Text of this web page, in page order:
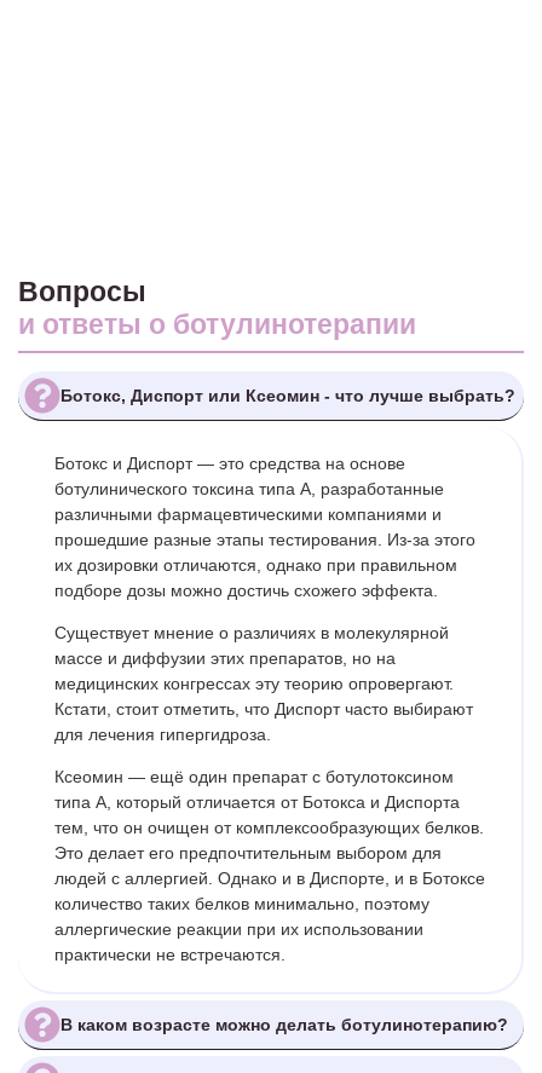
Вопросы
и ответы о ботулинотерапии
Ботокс, Диспорт или Ксеомин - что лучше выбрать?
Ботокс и Диспорт — это средства на основе
ботулинического токсина типа А, разработанные
различными фармацевтическими компаниями и
прошедшие разные этапы тестирования. Из-за этого
их дозировки отличаются, однако при правильном
подборе дозы можно достичь схожего эффекта.
Существует мнение о различиях в молекулярной
массе и диффузии этих препаратов, но на
медицинских конгрессах эту теорию опровергают.
Кстати, стоит отметить, что Диспорт часто выбирают
для лечения гипергидроза.
Ксеомин — ещё один препарат с ботулотоксином
типа А, который отличается от Ботокса и Диспорта
тем, что он очищен от комплексообразующих белков.
Это делает его предпочтительным выбором для
людей с аллергией. Однако и в Диспорте, и в Ботоксе
количество таких белков минимально, поэтому
аллергические реакции при их использовании
практически не встречаются.
В каком возрасте можно делать ботулинотерапию?